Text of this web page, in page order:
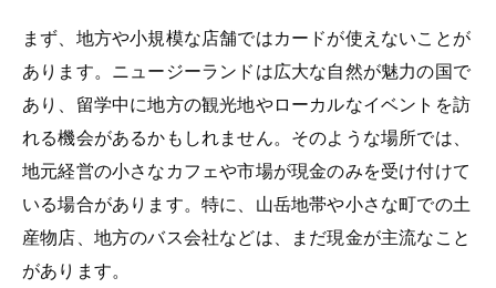
まず、地方や小規模な店舗ではカードが使えないことが
あります。ニュージーランドは広大な自然が魅力の国で
あり、留学中に地方の観光地やローカルなイベントを訪
れる機会があるかもしれません。そのような場所では、
地元経営の小さなカフェや市場が現金のみを受け付けて
いる場合があります。特に、山岳地帯や小さな町での土
産物店、地方のバス会社などは、まだ現金が主流なこと
があります。